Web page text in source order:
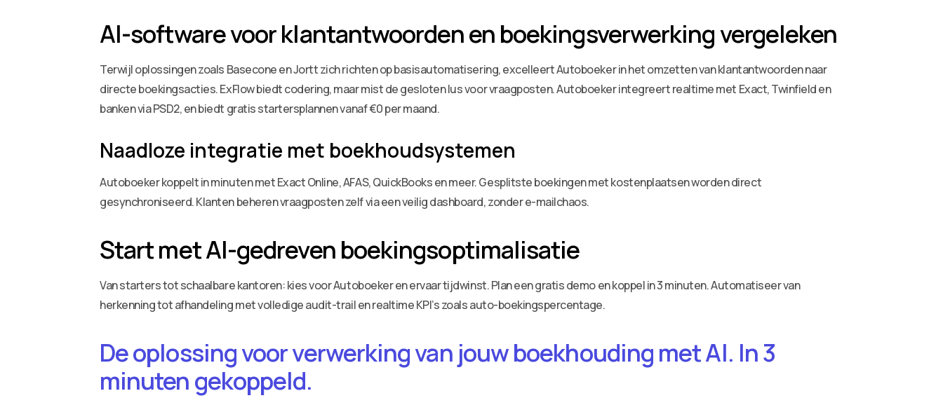
AI-software voor klantantwoorden en boekingsverwerking vergeleken
Terwijl oplossingen zoals Basecone en Jortt zich richten op basisautomatisering, excelleert Autoboeker in het omzetten van klantantwoorden naar
directe boekingsacties. ExFlow biedt codering, maar mist de gesloten lus voor vraagposten. Autoboeker integreert realtime met Exact, Twinfield en
banken via PSD2, en biedt gratis startersplannen vanaf €0 per maand.
Naadloze integratie met boekhoudsystemen
Autoboeker koppelt in minuten met Exact Online, AFAS, QuickBooks en meer. Gesplitste boekingen met kostenplaatsen worden direct
gesynchroniseerd. Klanten beheren vraagposten zelf via een veilig dashboard, zonder e-mailchaos.
Start met AI-gedreven boekingsoptimalisatie
Van starters tot schaalbare kantoren: kies voor Autoboeker en ervaar tijdwinst. Plan een gratis demo en koppel in 3 minuten. Automatiseer van
herkenning tot afhandeling met volledige audit-trail en realtime KPI’s zoals auto-boekingspercentage.
De oplossing voor verwerking van jouw boekhouding met AI. In 3
minuten gekoppeld.